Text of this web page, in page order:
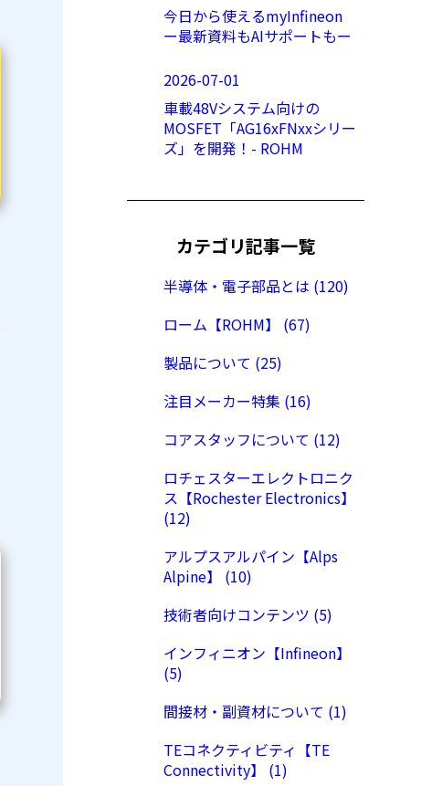
今日から使えるmyInfineon
ー最新資料もAIサポートもー
2026-07-01
車載48Vシステム向けの
MOSFET「AG16xFNxxシリー
ズ」を開発！- ROHM
カテゴリ記事一覧
半導体・電子部品とは (120)
ローム【ROHM】 (67)
製品について (25)
注目メーカー特集 (16)
コアスタッフについて (12)
ロチェスターエレクトロニク
ス【Rochester Electronics】
(12)
アルプスアルパイン【Alps
Alpine】 (10)
技術者向けコンテンツ (5)
インフィニオン【Infineon】
(5)
間接材・副資材について (1)
TEコネクティビティ【TE
Connectivity】 (1)